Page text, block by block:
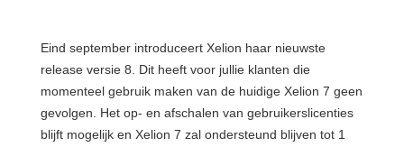
Eind september introduceert Xelion haar nieuwste
release versie 8. Dit heeft voor jullie klanten die
momenteel gebruik maken van de huidige Xelion 7 geen
gevolgen. Het op- en afschalen van gebruikerslicenties
blijft mogelijk en Xelion 7 zal ondersteund blijven tot 1